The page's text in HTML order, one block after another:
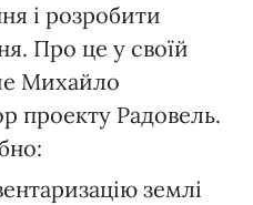
і розробити
Про це у своїй
Михайло
проекту Радовель.
землі